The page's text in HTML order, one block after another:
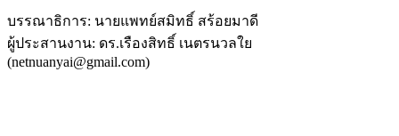
บรรณาธิการ: นายแพทย์สมิทธิ์ สร้อยมาดี
ผู้ประสานงาน: ดร.เรืองสิทธิ์ เนตรนวลใย
(netnuanyai@gmail.com)